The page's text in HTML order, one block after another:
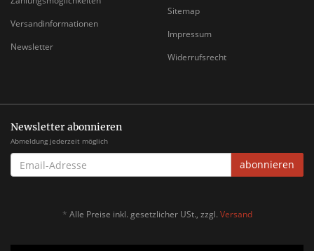
Versandinformationen
Newsletter
Sitemap
Impressum
Widerrufsrecht
Newsletter abonnieren
Abmeldung jederzeit möglich
EMAIL-
ADRESSE
abonnieren
* Alle Preise inkl. gesetzlicher USt., zzgl. Versand